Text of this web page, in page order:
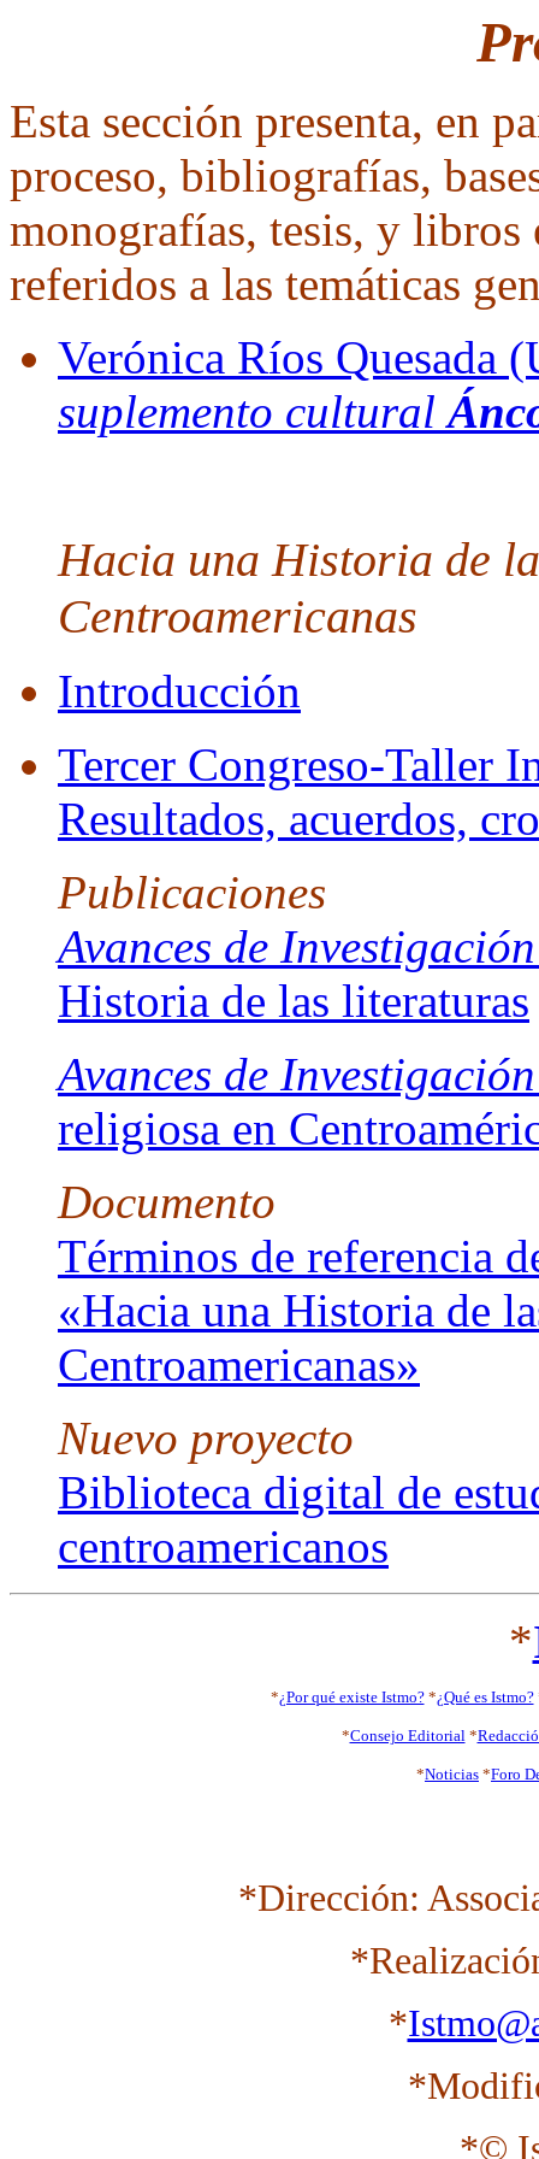
Esta sección presenta, en
proceso, bibliografías,
monografías, tesis, y libros
referidos a las temáticas
Verónica Ríos Quesada
suplemento cultural
Hacia una Historia de
Centroamericanas
Introducción
Tercer Congreso-Taller
Resultados, acuerdos,
Publicaciones
Avances de
Historia de las literaturas
Avances de
religiosa en
Documento
Términos de referencia
«Hacia una Historia de
Centroamericanas»
Nuevo proyecto
Biblioteca digital de
centroamericanos
*
*¿Por qué existe Istmo?*¿Qué es Istmo?
*Consejo Editorial*
*Noticias *Foro
*Dirección:
*
*©